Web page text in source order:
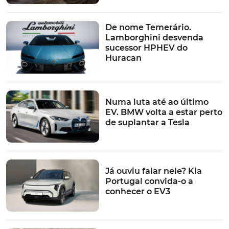
De nome Temerário.
Lamborghini desvenda
sucessor HPHEV do
Huracan
Numa luta até ao último
EV. BMW volta a estar perto
de suplantar a Tesla
Já ouviu falar nele? Kia
Portugal convida-o a
conhecer o EV3